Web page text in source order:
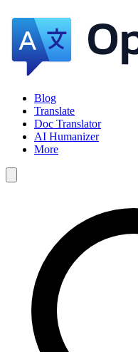
Blog
Translate
Doc Translator
AI Humanizer
More